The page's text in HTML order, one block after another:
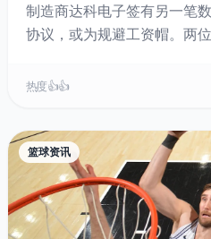
制造商达科电子签有另一笔
协议，或为规避工资帽。两
展开调查，相关交易已导致
热度 👍👍
篮球资讯